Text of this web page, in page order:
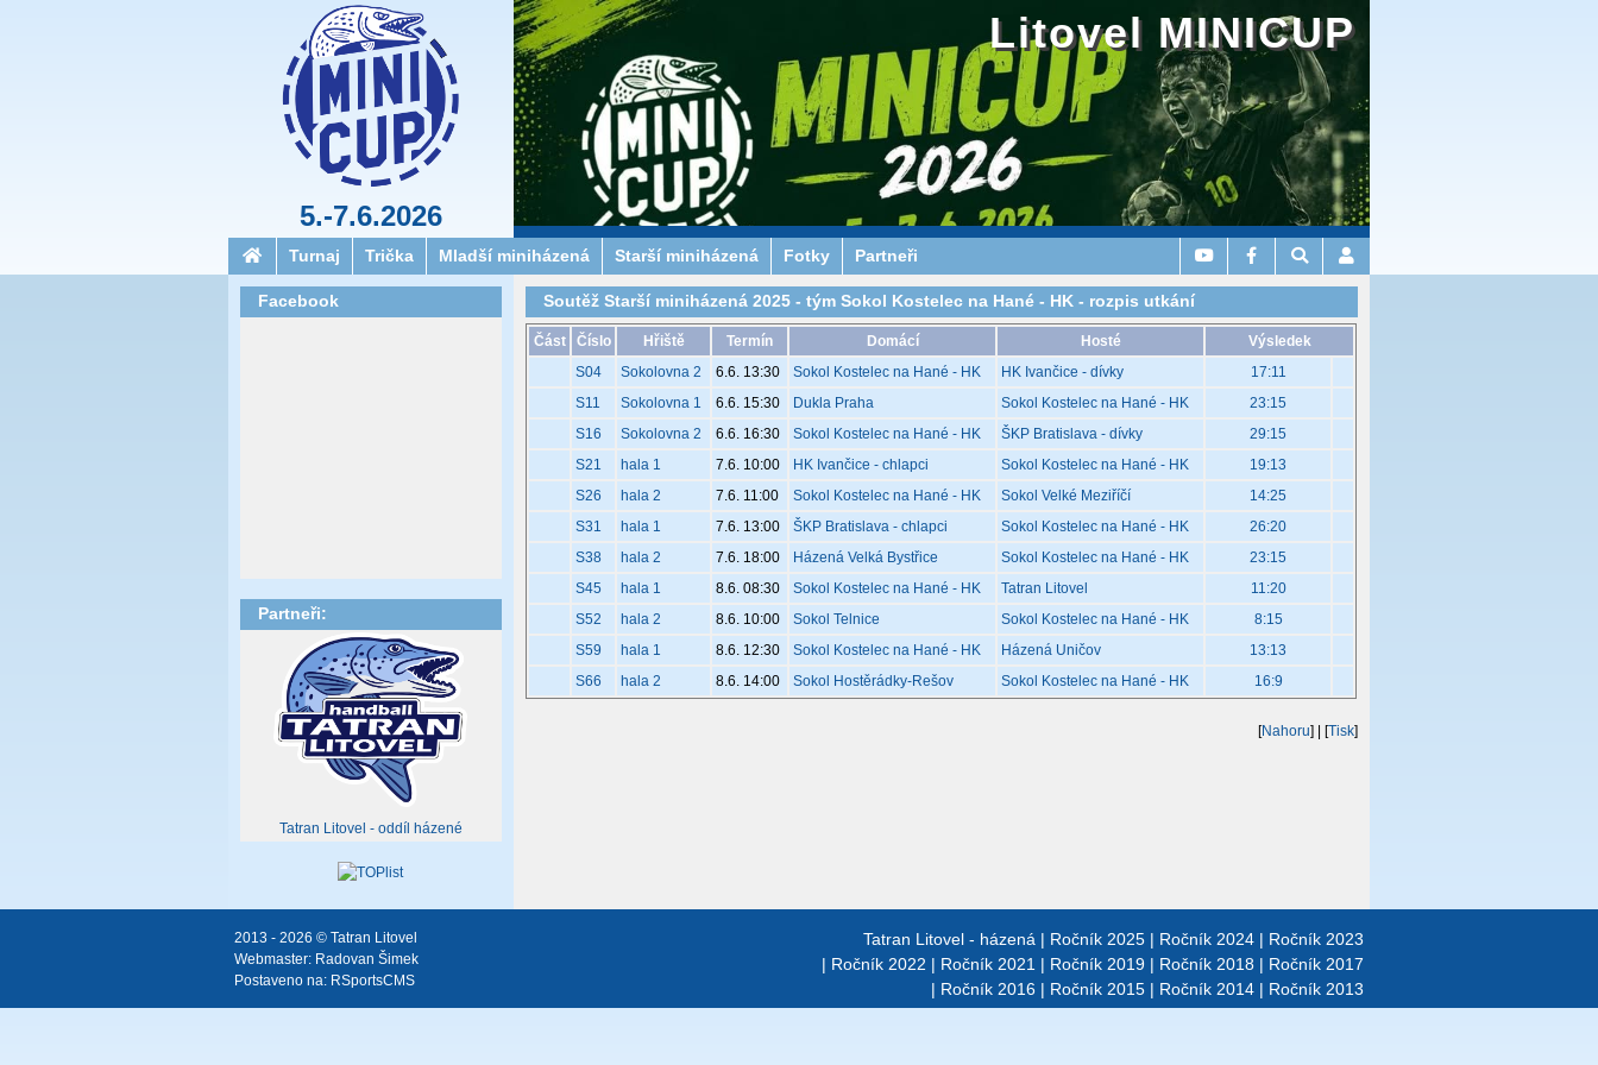
5.-7.6.2026
Litovel MINICUP
Turnaj Trička Mladší miniházená Starší miniházená Fotky Partneři
Soutěž Starší miniházená 2025 - tým Sokol Kostelec na Hané - HK - rozpis utkání
Část Číslo Hřiště Termín Domácí Hosté
Výsledek
S04
Sokolovna 2 6.6. 13:30 Sokol Kostelec na Hané - HK HK Ivančice - dívky
17:11
S11
Sokolovna 1 6.6. 15:30 Dukla Praha Sokol Kostelec na Hané - HK
23:15
S16
Sokolovna 2 6.6. 16:30 Sokol Kostelec na Hané - HK ŠKP Bratislava - dívky
29:15
S21
hala 1 7.6. 10:00 HK Ivančice - chlapci Sokol Kostelec na Hané - HK
19:13
S26
hala 2 7.6. 11:00 Sokol Kostelec na Hané - HK Sokol Velké Meziříčí
14:25
S31
hala 1 7.6. 13:00 ŠKP Bratislava - chlapci Sokol Kostelec na Hané - HK
26:20
S38
hala 2 7.6. 18:00 Házená Velká Bystřice Sokol Kostelec na Hané - HK
23:15
S45
hala 1 8.6. 08:30 Sokol Kostelec na Hané - HK Tatran Litovel
11:20
S52
hala 2 8.6. 10:00 Sokol Telnice Sokol Kostelec na Hané - HK
8:15
S59
hala 1 8.6. 12:30 Sokol Kostelec na Hané - HK Házená Uničov
13:13
S66
hala 2 8.6. 14:00 Sokol Hostěrádky-Rešov Sokol Kostelec na Hané - HK 16:9
[Nahoru] | [Tisk]
Facebook
Partneři:
Tatran Litovel - oddíl házené
Tatran Litovel - házená | Ročník 2025 | Ročník 2024 | Ročník 2023
| Ročník 2022 | Ročník 2021 | Ročník 2019 | Ročník 2018 | Ročník 2017
| Ročník 2016 | Ročník 2015 | Ročník 2014 | Ročník 2013
2013 - 2026 © Tatran Litovel
Webmaster: Radovan Šimek
Postaveno na: RSportsCMS